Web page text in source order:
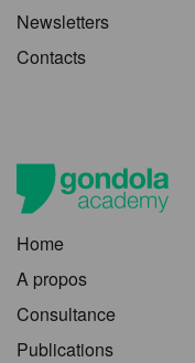
Newsletters
Contacts
Home
A propos
Consultance
Publications